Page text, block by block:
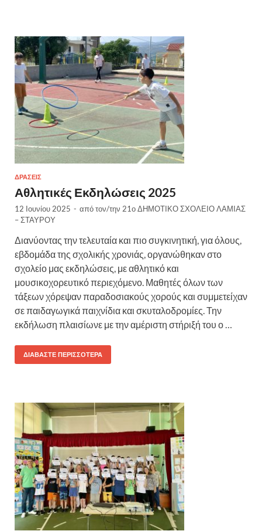
ΔΡΆΣΕΙΣ
Αθλητικές Εκδηλώσεις 2025
12 Ιουνίου 2025 - από τον/την 21ο ΔΗΜΟΤΙΚΟ ΣΧΟΛΕΙΟ ΛΑΜΙΑΣ
– ΣΤΑΥΡΟΥ
Διανύοντας την τελευταία και πιο συγκινητική, για όλους,
εβδομάδα της σχολικής χρονιάς, οργανώθηκαν στο
σχολείο μας εκδηλώσεις, με αθλητικό και
μουσικοχορευτικό περιεχόμενο. Μαθητές όλων των
τάξεων χόρεψαν παραδοσιακούς χορούς και συμμετείχαν
σε παιδαγωγικά παιχνίδια και σκυταλοδρομίες. Την
εκδήλωση πλαισίωνε με την αμέριστη στήριξή του ο …
ΔΙΑΒΆΣΤΕ ΠΕΡΙΣΣΌΤΕΡΑ